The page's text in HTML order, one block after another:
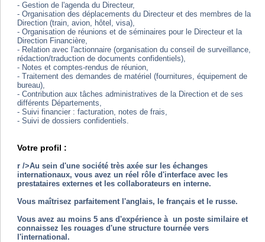
- Gestion de l'agenda du Directeur,
- Organisation des déplacements du Directeur et des membres de la
Direction (train, avion, hôtel, visa),
- Organisation de réunions et de séminaires pour le Directeur et la
Direction Financière,
- Relation avec l'actionnaire (organisation du conseil de surveillance,
rédaction/traduction de documents confidentiels),
- Notes et comptes-rendus de réunion,
- Traitement des demandes de matériel (fournitures, équipement de
bureau),
- Contribution aux tâches administratives de la Direction et de ses
différents Départements,
- Suivi financier : facturation, notes de frais,
- Suivi de dossiers confidentiels.
Votre profil :
r />Au sein d'une société très axée sur les échanges
internationaux, vous avez un réel rôle d'interface avec les
prestataires externes et les collaborateurs en interne.
Vous maîtrisez parfaitement l'anglais, le français et le russe.
Vous avez au moins 5 ans d'expérience à un poste similaire et
connaissez les rouages d'une structure tournée vers
l'international.